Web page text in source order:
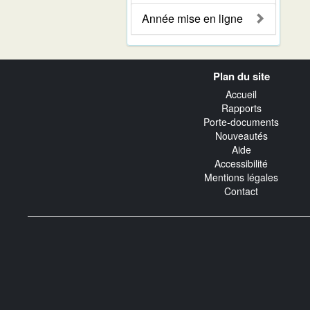
Année mise en ligne
Plan du site
Accueil
Rapports
Porte-documents
Nouveautés
Aide
Accessibilité
Mentions légales
Contact